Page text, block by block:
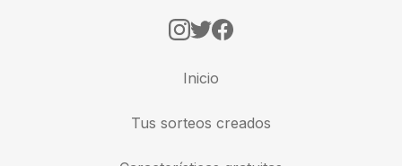
Inicio
Tus sorteos creados